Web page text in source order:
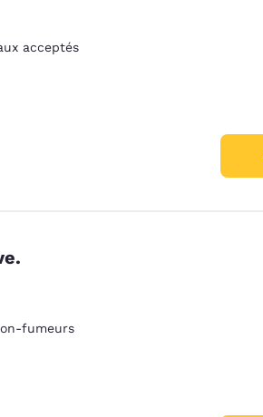
acceptés
fumeurs